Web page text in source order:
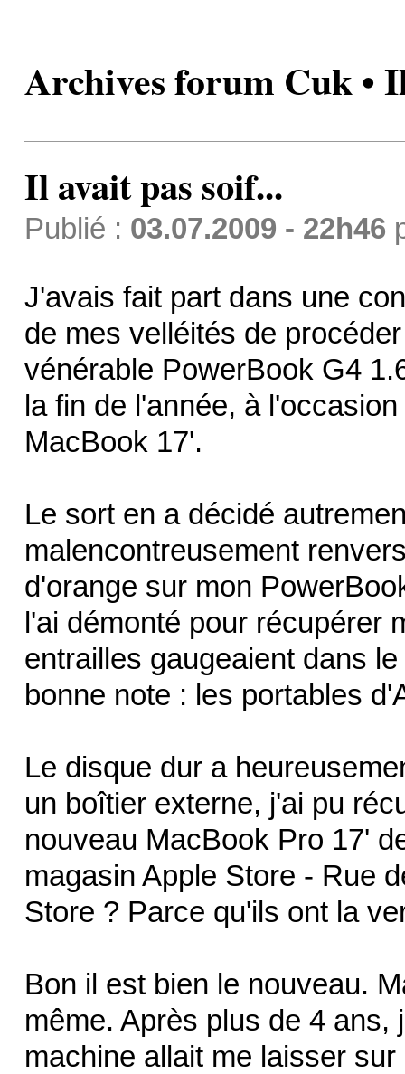
Archives forum Cuk •
Il avait pas soif...
Publié : 03.07.2009 - 22h46
J'avais fait part dans une
de mes velléités de
vénérable PowerBook G4
la fin de l'année, à
MacBook 17'.
Le sort en a décidé
malencontreusement
d'orange sur mon
l'ai démonté pour récupérer
entrailles gaugeaient dans
bonne note : les portables
Le disque dur a
un boîtier externe, j'ai pu
nouveau MacBook Pro 17'
magasin Apple Store - Rue
Store ? Parce qu'ils ont la
Bon il est bien le nouveau.
même. Après plus de 4
machine allait me laisser